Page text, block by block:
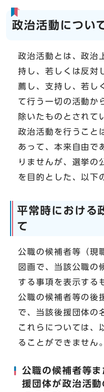
政治活動につい
政治活動とは、政治
持し、若しくは反対
薦し、支持し、若し
て行う一切の活動か
除いたものとされて
政治活動を行うこと
あって、本来自由で
りませんが、選挙の
を目的とした、以下
平常時における
て
公職の候補者等（現
図画で、当該公職の
する事項を表示する
公職の候補者等の後
で、当該後援団体の
これらについては、
ることができません。
公職の候補者等
援団体が政治活